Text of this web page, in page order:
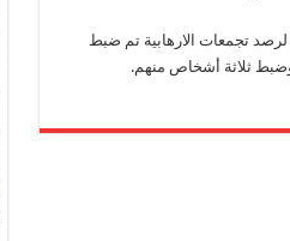
لرصد تجمعات الارهابية تم ضبط
ثلاثة أشخاص منهم.